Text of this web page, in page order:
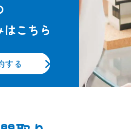
こちら
する